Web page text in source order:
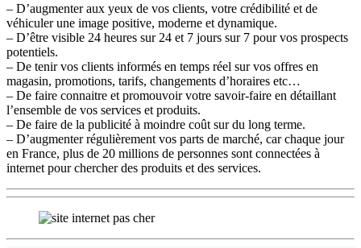
– D’augmenter aux yeux de vos clients, votre crédibilité et de
véhiculer une image positive, moderne et dynamique.
– D’être visible 24 heures sur 24 et 7 jours sur 7 pour vos prospects
potentiels.
– De tenir vos clients informés en temps réel sur vos offres en
magasin, promotions, tarifs, changements d’horaires etc…
– De faire connaitre et promouvoir votre savoir-faire en détaillant
l’ensemble de vos services et produits.
– De faire de la publicité à moindre coût sur du long terme.
– D’augmenter régulièrement vos parts de marché, car chaque jour
en France, plus de 20 millions de personnes sont connectées à
internet pour chercher des produits et des services.